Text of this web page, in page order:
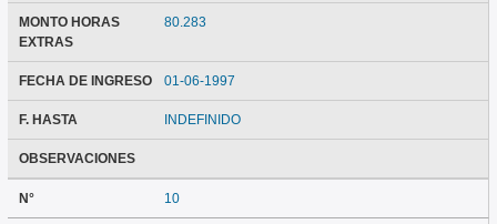
MONTO HORAS
EXTRAS
80.283
FECHA DE INGRESO 01-06-1997
F. HASTA INDEFINIDO
OBSERVACIONES
N° 10